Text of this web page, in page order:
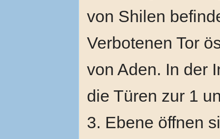
von Shilen
Verbotenen Tor
von Aden. In der
die Türen zur 1
3. Ebene öffnen